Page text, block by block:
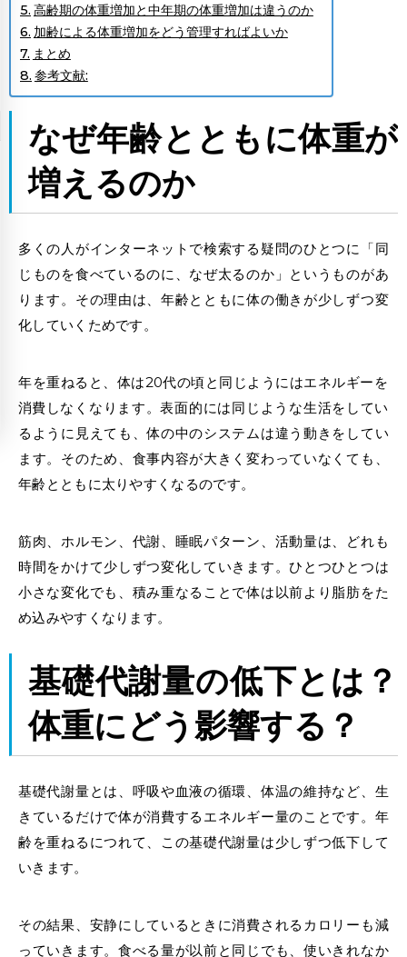
高齢期の体重増加と中年期の体重増加は違うのか
加齢による体重増加をどう管理すればよいか
まとめ
参考文献:
なぜ年齢とともに体重が
増えるのか
多くの人がインターネットで検索する疑問のひとつに「同
じものを食べているのに、なぜ太るのか」というものがあ
ります。その理由は、年齢とともに体の働きが少しずつ変
化していくためです。
年を重ねると、体は20代の頃と同じようにはエネルギーを
消費 しなくなります。表面的には同じような生活をしてい
るように見えても、体の中のシステムは違う動きをしてい
ます。そのため、食事内容が大きく変わっていなくても、
年齢とともに太りやすくなるのです。
筋肉、ホルモン、代謝、睡眠パターン、活動量は、どれも
時間をかけて少しずつ変化していきます。ひとつひとつは
小さな変化でも、積み重なることで体は以前より脂肪をた
め込みやすくなります。
基礎代謝量の低下とは？
体重にどう影響する？
基礎代謝量とは、呼吸や血液の循環、体温の維持など、生
きているだけで体が消費するエネルギー量のことです。年
齢を重ねるにつれて、この基礎代謝量は少しずつ低下して
いきます。
その結果、安静にしているときに消費されるカロリーも減
っていきます。食べる量が以前と同じでも、使いきれなか